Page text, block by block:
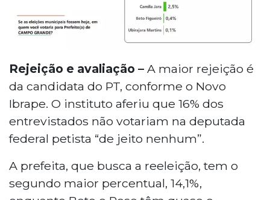
Rejeição e avaliação – A maior rejeição é
da candidata do PT, conforme o Novo
Ibrape. O instituto aferiu que 16% dos
entrevistados não votariam na deputada
federal petista “de jeito nenhum”.
A prefeita, que busca a reeleição, tem o
segundo maior percentual, 14,1%,